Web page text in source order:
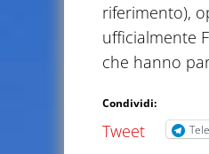
riferimento),
ufficialmente
che hanno
Condividi:
Tweet